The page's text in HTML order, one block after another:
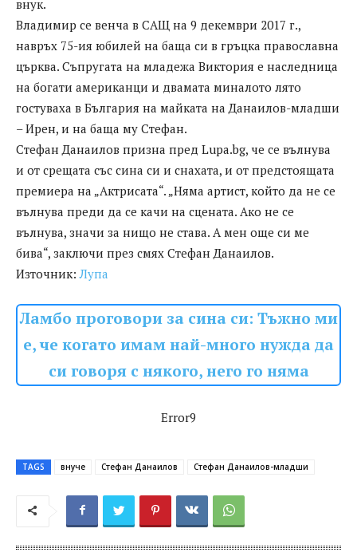
внук.
Владимир се венча в САЩ на 9 декември 2017 г.,
навръх 75-ия юбилей на баща си в гръцка православна
църква. Съпругата на младежа Виктория е наследница
на богати американци и двамата миналото лято
гостуваха в България на майката на Данаилов-младши
– Ирен, и на баща му Стефан.
Стефан Данаилов призна пред Lupa.bg, че се вълнува
и от срещата със сина си и снахата, и от предстоящата
премиера на „Актрисата“. „Няма артист, който да не се
вълнува преди да се качи на сцената. Ако не се
вълнува, значи за нищо не става. А мен още си ме
бива“, заключи през смях Стефан Данаилов.
Източник:Лупа
Ламбо проговори за сина си: Тъжно ми
е, че когато имам най-много нужда да
си говоря с някого, него го няма
Error9
TAGS внуче Стефан Данаилов Стефан Данаилов-младши